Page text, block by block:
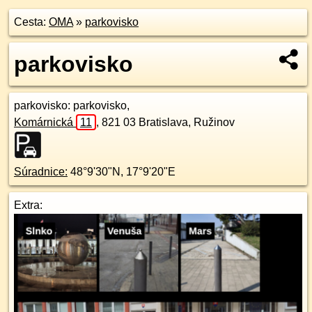
Cesta: OMA» parkovisko
parkovisko
parkovisko: parkovisko,
Komárnická
11 , 821 03 Bratislava, Ružinov
Súradnice: 48°9'30"N , 17°9'20"E
Extra: